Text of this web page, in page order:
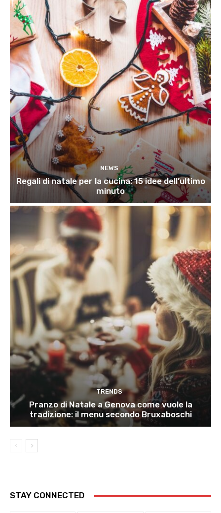
NEWS
Regali di natale per la cucina: 15 idee dell’ultimo
minuto
TRENDS
Pranzo di Natale a Genova come vuole la
tradizione: il menu secondo Bruxaboschi
STAY CONNECTED